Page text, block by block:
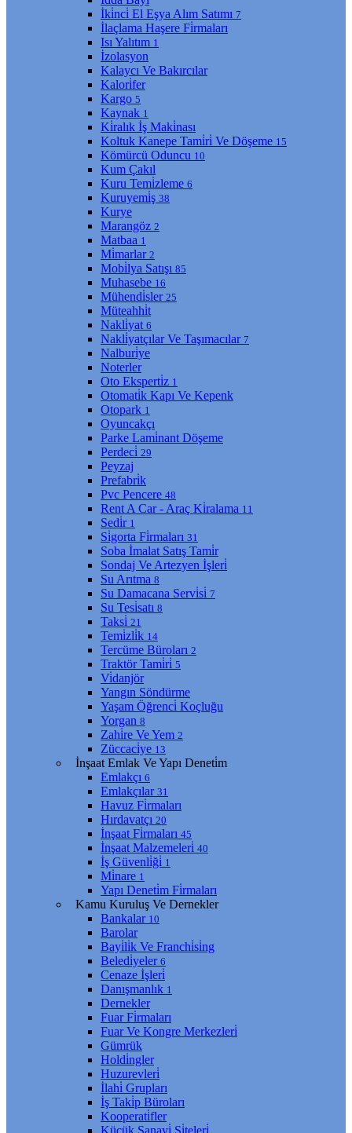
İki̇nci̇ El Eşya Alım Satımı 7
İlaçlama Haşere Fi̇rmaları
Isı Yalıtım 1
İzolasyon
Kalaycı Ve Bakırcılar
Kalori̇fer
Kargo 5
Kaynak 1
Ki̇ralık İş Maki̇nası
Koltuk Kanepe Tami̇ri̇ Ve Döşeme 15
Kömürcü Oduncu 10
Kum Çakıl
Kuru Temi̇zleme 6
Kuruyemi̇ş 38
Kurye
Marangöz 2
Matbaa 1
Mi̇marlar 2
Mobi̇lya Satışı 85
Muhasebe 16
Mühendi̇sler 25
Müteahhi̇t
Nakli̇yat 6
Nakli̇yatçılar Ve Taşımacılar 7
Nalburi̇ye
Noterler
Oto Eksperti̇z 1
Otomati̇k Kapı Ve Kepenk
Otopark 1
Oyuncakçı
Parke Lami̇nant Döşeme
Perdeci̇ 29
Peyzaj
Prefabri̇k
Pvc Pencere 48
Rent A Car - Araç Ki̇ralama 11
Sedi̇r 1
Si̇gorta Fi̇rmaları 31
Soba İmalat Satış Tami̇r
Sondaj Ve Artezyen İşleri̇
Su Arıtma 8
Su Damacana Servi̇si̇ 7
Su Tesi̇satı 8
Taksi̇ 21
Temi̇zli̇k 14
Tercüme Büroları 2
Traktör Tami̇ri̇ 5
Vi̇danjör
Yangın Söndürme
Yaşam Öğrenci̇ Koçluğu
Yorgan 8
Zahi̇re Ve Yem 2
Züccaci̇ye 13
İnşaat Emlak Ve Yapı Deneti̇m
Emlakçı 6
Emlakçılar 31
Havuz Fi̇rmaları
Hırdavatçı 20
İnşaat Fi̇rmaları 45
İnşaat Malzemeleri̇ 40
İş Güvenli̇ği̇ 1
Mi̇nare 1
Yapı Deneti̇m Fi̇rmaları
Kamu Kuruluş Ve Dernekler
Bankalar 10
Barolar
Bayi̇li̇k Ve Franchi̇si̇ng
Beledi̇yeler 6
Cenaze İşleri̇
Danışmanlık 1
Dernekler
Fuar Fi̇rmaları
Fuar Ve Kongre Merkezleri̇
Gümrük
Holdi̇ngler
Huzurevleri̇
İlahi̇ Grupları
İş Taki̇p Büroları
Kooperati̇fler
Küçük Sanayi̇ Si̇teleri̇